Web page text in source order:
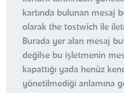
kartında bulunan mesaj
olarak the tostwich ile
Burada yer alan mesaj
değilse bu işletmenin
kapattığı yada henüz
yönetilmediği anlamına